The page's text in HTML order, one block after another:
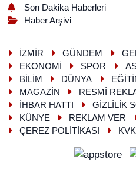
Son Dakika Haberleri
Haber Arşivi
İZMİR GÜNDEM
EKONOMİ
SPOR
BİLİM
DÜNYA
MAGAZİN
RESMİ
İHBAR HATTI
GİZLİLİK
KÜNYE
REKLAM VER
ÇEREZ POLİTİKASI